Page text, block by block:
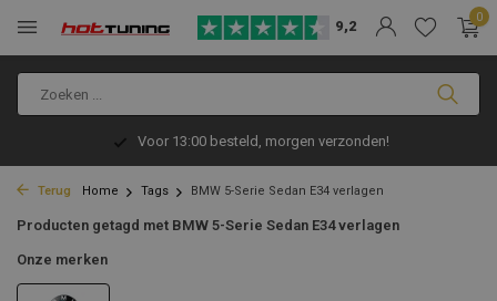
9,2
0
Voor 13:00 besteld, morgen verzonden!
Terug Home Tags BMW 5-Serie Sedan E34 verlagen
Producten getagd met BMW 5-Serie Sedan E34 verlagen
Onze merken